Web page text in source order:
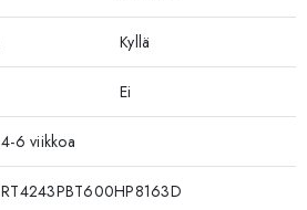
Kyllä
Ei
4-6 viikkoa
RT4243PBT600HP8163D